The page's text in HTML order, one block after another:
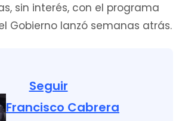
sin interés, con el programa
el Gobierno lanzó semanas atrás.
Seguir
Francisco Cabrera